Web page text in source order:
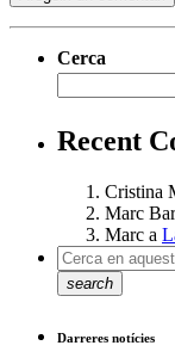
Cerca
Recent
Cristina
Marc
Marc a
search
Darreres notícies